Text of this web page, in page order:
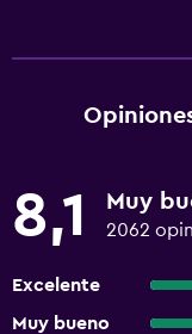
8,1 Muy
2062
Excelente
Muy bueno